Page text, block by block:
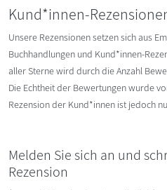
Kund*innen-
Unsere Rezensionen setzen sich aus
Buchhandlungen und Kund*innen-
aller Sterne wird durch die Anzahl
Die Echtheit der Bewertungen wurde
Rezension der Kund*innen ist jedoch
Melden Sie sich an und
Rezension